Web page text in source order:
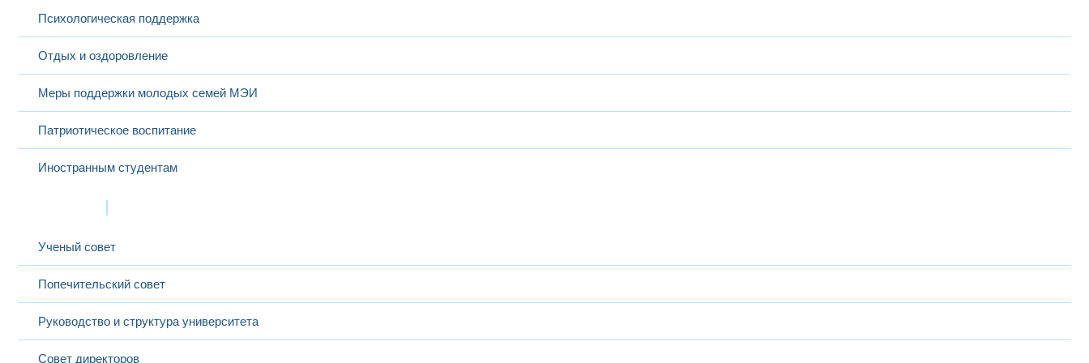
Психологическая поддержка
Отдых и оздоровление
Меры поддержки молодых семей МЭИ
Патриотическое воспитание
Иностранным студентам
Ученый совет
Попечительский совет
Руководство и структура университета
Совет директоров